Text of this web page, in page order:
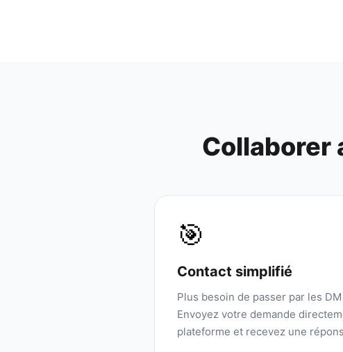
Collaborer
🎯
Contact simplifié
Plus besoin de passer par les
Envoyez votre demande
plateforme et recevez une